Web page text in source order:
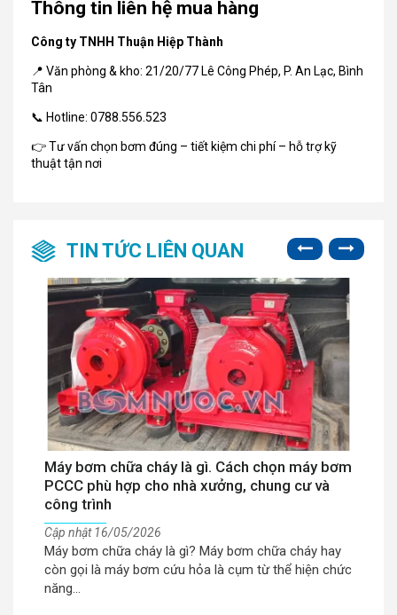
Thông tin liên hệ mua hàng
Công ty TNHH Thuận Hiệp Thành
📍 Văn phòng & kho: 21/20/77 Lê Công Phép, P. An Lạc, Bình
Tân
📞 Hotline: 0788.556.523
👉 Tư vấn chọn bơm đúng – tiết kiệm chi phí – hỗ trợ kỹ
thuật tận nơi
TIN TỨC LIÊN QUAN
Máy bơm chữa cháy là gì. Cách chọn máy bơm
PCCC phù hợp cho nhà xưởng, chung cư và
công trình
Cập nhật 16/05/2026
Máy bơm chữa cháy là gì? Máy bơm chữa cháy hay
còn gọi là máy bơm cứu hỏa là cụm từ thể hiện chức
năng...